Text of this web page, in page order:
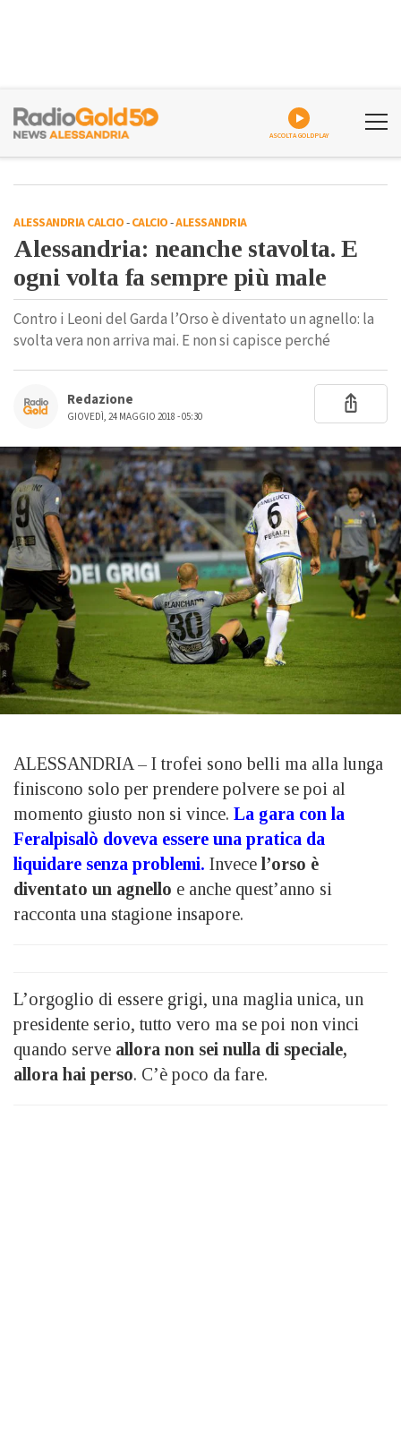
ASCOLTA GOLDPLAY
ALESSANDRIA CALCIO-CALCIO-ALESSANDRIA
Alessandria: neanche stavolta. E
ogni volta fa sempre più male
Contro i Leoni del Garda l’Orso è diventato un agnello: la
svolta vera non arriva mai. E non si capisce perché
Redazione
GIOVEDÌ, 24 MAGGIO 2018 - 05:30
ALESSANDRIA – I trofei sono belli ma alla lunga
finiscono solo per prendere polvere se poi al
momento giusto non si vince. La gara con la
Feralpisalò doveva essere una pratica da
liquidare senza problemi. Invece l’orso è
diventato un agnello e anche quest’anno si
racconta una stagione insapore.
L’orgoglio di essere grigi, una maglia unica, un
presidente serio, tutto vero ma se poi non vinci
quando serve allora non sei nulla di speciale,
allora hai perso. C’è poco da fare.